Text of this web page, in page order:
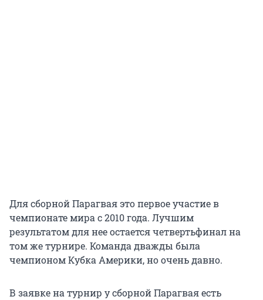
Для сборной Парагвая это первое участие в
чемпионате мира с 2010 года. Лучшим
результатом для нее остается четвертьфинал на
том же турнире. Команда дважды была
чемпионом Кубка Америки, но очень давно.
В заявке на турнир у сборной Парагвая есть